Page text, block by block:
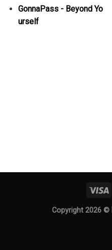
GonnaPass - Beyond Yo
urself
Copyright 2026 ©